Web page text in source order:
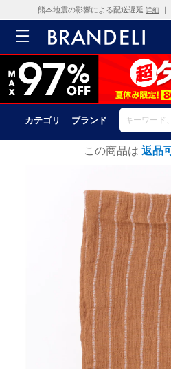
熊本地震の影響による配送遅延 詳細
カテゴリ ブランド
この商品は 返品